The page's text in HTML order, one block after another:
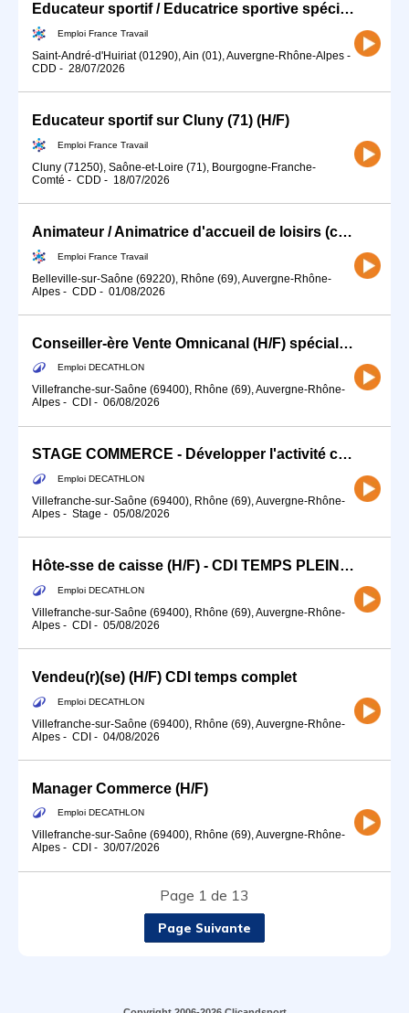
Educateur sportif / Educatrice sportive spécialisé(e) en activité (H/F)
Emploi France Travail
Saint-André-d'Huiriat (01290), Ain (01), Auvergne-Rhône-Alpes -
CDD - 28/07/2026
Educateur sportif sur Cluny (71) (H/F)
Emploi France Travail
Cluny (71250), Saône-et-Loire (71), Bourgogne-Franche-
Comté - CDD - 18/07/2026
Animateur / Animatrice d'accueil de loisirs (centre de loisirs) (H/F)
Emploi France Travail
Belleville-sur-Saône (69220), Rhône (69), Auvergne-Rhône-
Alpes - CDD - 01/08/2026
Conseiller-ère Vente Omnicanal (H/F) spécialiste cycle
Emploi DECATHLON
Villefranche-sur-Saône (69400), Rhône (69), Auvergne-Rhône-
Alpes - CDI - 06/08/2026
STAGE COMMERCE - Développer l'activité commerciale de ton sport (H/F)
Emploi DECATHLON
Villefranche-sur-Saône (69400), Rhône (69), Auvergne-Rhône-
Alpes - Stage - 05/08/2026
Hôte-sse de caisse (H/F) - CDI TEMPS PLEIN - 35h
Emploi DECATHLON
Villefranche-sur-Saône (69400), Rhône (69), Auvergne-Rhône-
Alpes - CDI - 05/08/2026
Vendeu(r)(se) (H/F) CDI temps complet
Emploi DECATHLON
Villefranche-sur-Saône (69400), Rhône (69), Auvergne-Rhône-
Alpes - CDI - 04/08/2026
Manager Commerce (H/F)
Emploi DECATHLON
Villefranche-sur-Saône (69400), Rhône (69), Auvergne-Rhône-
Alpes - CDI - 30/07/2026
Page 1 de 13
Page Suivante